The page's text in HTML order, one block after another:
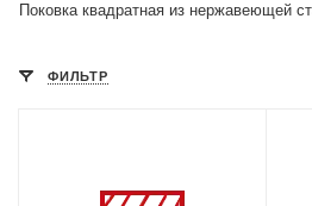
Поковка квадратная из нержавеющей
ФИЛЬТР